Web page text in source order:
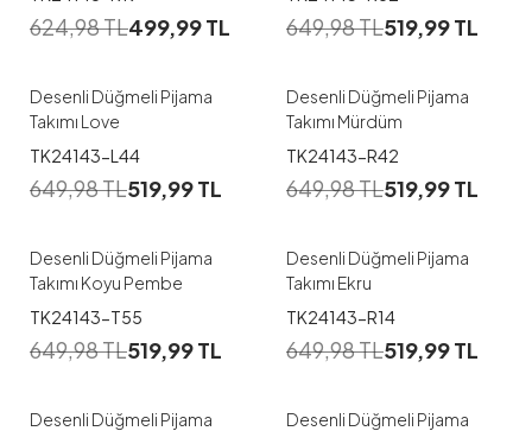
624,98TL499,99TL 649,98TL519,99TL
M
Desenli Düğmeli Pijama
Takımı Love
TK24143-L44
649,98TL519,99TL
M L XL
Desenli Düğmeli Pijama
Takımı Mürdüm
TK24143-R42
649,98TL519,99TL
M L XL
Desenli Düğmeli Pijama
Takımı Koyu Pembe
TK24143-T55
649,98TL519,99TL
M L XL
Desenli Düğmeli Pijama
Takımı Ekru
TK24143-R14
649,98TL519,99TL
M L XL
Desenli Düğmeli Pijama
M L XL
Desenli Düğmeli Pijama